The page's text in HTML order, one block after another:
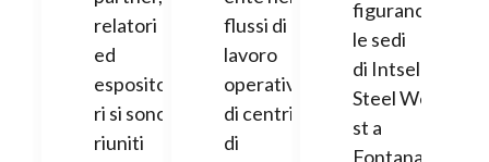
relatori
ed
esposito
ri si sono
riuniti
flussi di
lavoro
operativi
di centri
di
figurano
le sedi
di Intsel
Steel We
st a
Fontana